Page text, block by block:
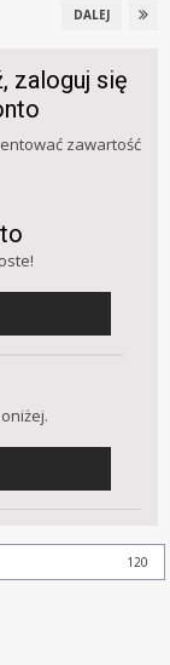
DALEJ
zaloguj się
zawartość
120